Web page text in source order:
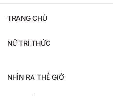
TRANG CHỦ
NỮ TRÍ THỨC
NHÌN RA THẾ GIỚI